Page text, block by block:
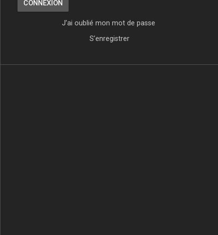
J’ai oublié mon mot de passe
S’enregistrer